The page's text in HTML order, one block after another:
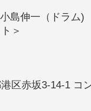
島伸一（ドラム)
＞
区赤坂3-14-1 コ